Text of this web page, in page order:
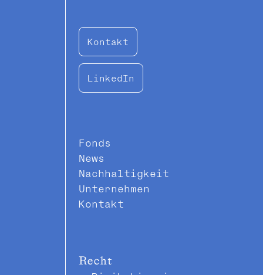
Kontakt
LinkedIn
Fonds
News
Nachhaltigkeit
Unternehmen
Kontakt
Recht